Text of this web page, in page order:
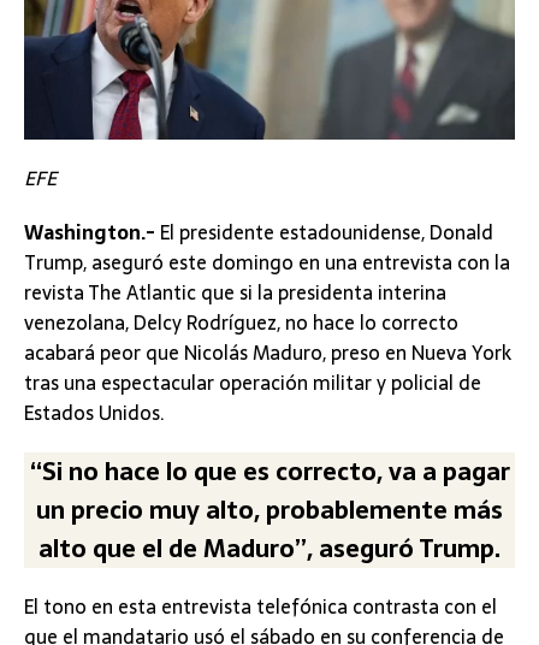
EFE
Washington.- El presidente estadounidense, Donald
Trump, aseguró este domingo en una entrevista con la
revista The Atlantic que si la presidenta interina
venezolana, Delcy Rodríguez, no hace lo correcto
acabará peor que Nicolás Maduro, preso en Nueva York
tras una espectacular operación militar y policial de
Estados Unidos.
“Si no hace lo que es correcto, va a pagar
un precio muy alto, probablemente más
alto que el de Maduro”, aseguró Trump.
El tono en esta entrevista telefónica contrasta con el
que el mandatario usó el sábado en su conferencia de